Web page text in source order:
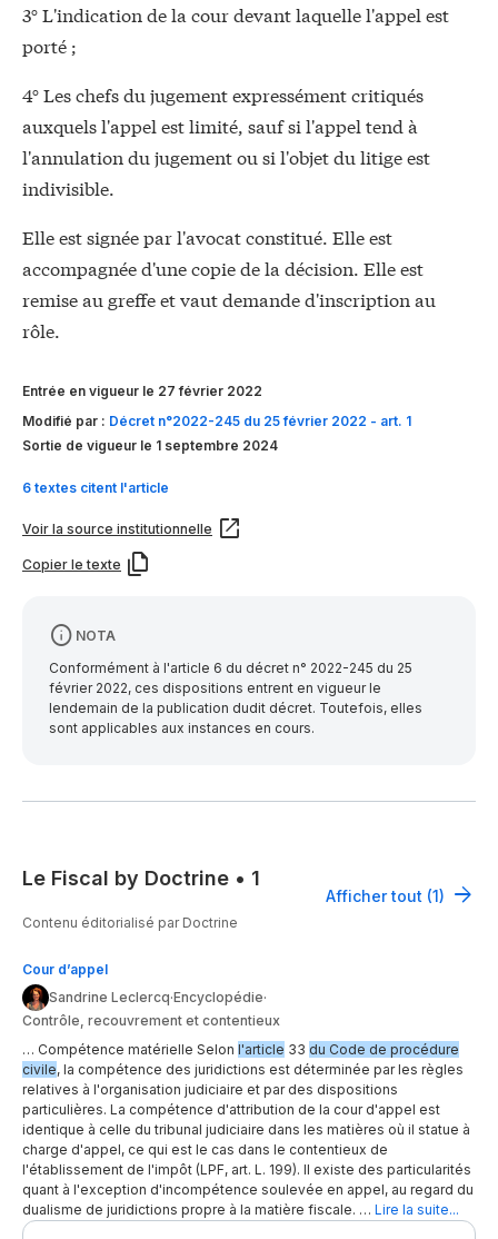
3° L'indication de la cour devant laquelle l'appel est
porté ;
4° Les chefs du jugement expressément critiqués
auxquels l'appel est limité, sauf si l'appel tend à
l'annulation du jugement ou si l'objet du litige est
indivisible.
Elle est signée par l'avocat constitué. Elle est
accompagnée d'une copie de la décision. Elle est
remise au greffe et vaut demande d'inscription au
rôle.
Entrée en vigueur le 27 février 2022
Modifié par : Décret n°2022-245 du 25 février 2022 - art. 1
Sortie de vigueur le 1 septembre 2024
6 textes citent l'article
Voir la source institutionnelle
Copier le texte
NOTA
Conformément à l'article 6 du décret n° 2022-245 du 25
février 2022, ces dispositions entrent en vigueur le
lendemain de la publication dudit décret. Toutefois, elles
sont applicables aux instances en cours.
Le Fiscal by Doctrine • 1
Afficher tout (1)
Contenu éditorialisé par Doctrine
Cour d’appel
Sandrine Leclercq·Encyclopédie·
Contrôle, recouvrement et contentieux
… Compétence matérielle Selon l'article 33 du Code de procédure
civile, la compétence des juridictions est déterminée par les règles
relatives à l'organisation judiciaire et par des dispositions
particulières. La compétence d'attribution de la cour d'appel est
identique à celle du tribunal judiciaire dans les matières où il statue à
charge d'appel, ce qui est le cas dans le contentieux de
l'établissement de l'impôt (LPF, art. L. 199). Il existe des particularités
quant à l'exception d'incompétence soulevée en appel, au regard du
dualisme de juridictions propre à la matière fiscale. … Lire la suite...